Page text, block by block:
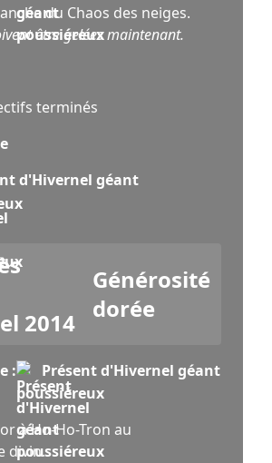
du Chaos des neiges.
être gelées maintenant.
terminés
d'Hivernel géant
Générosité
dorée
:
Présent d'Hivernel géant
poussiéreux
à Ho-Ho-Tron au
divin.